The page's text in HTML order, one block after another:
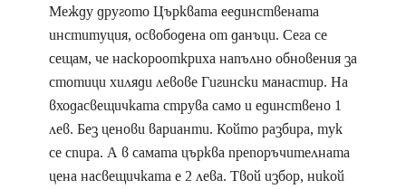
Между другото Църквата еединствената
институция, освободена от данъци. Сега се
сещам, че наскорооткриха напълно обновения за
стотици хиляди левове Гигински манастир. На
входасвещичката струва само и единствено 1
лев. Без ценови варианти. Който разбира, тук
се спира. А в самата църква препоръчителната
цена насвещичката е 2 лева. Твой избор, никой